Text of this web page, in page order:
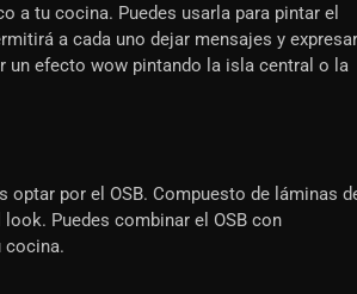
a tu cocina. Puedes usarla para pintar el
a cada uno dejar mensajes y expresar
un efecto wow pintando la isla central o la
por el OSB. Compuesto de láminas
Puedes combinar el OSB con
cocina.